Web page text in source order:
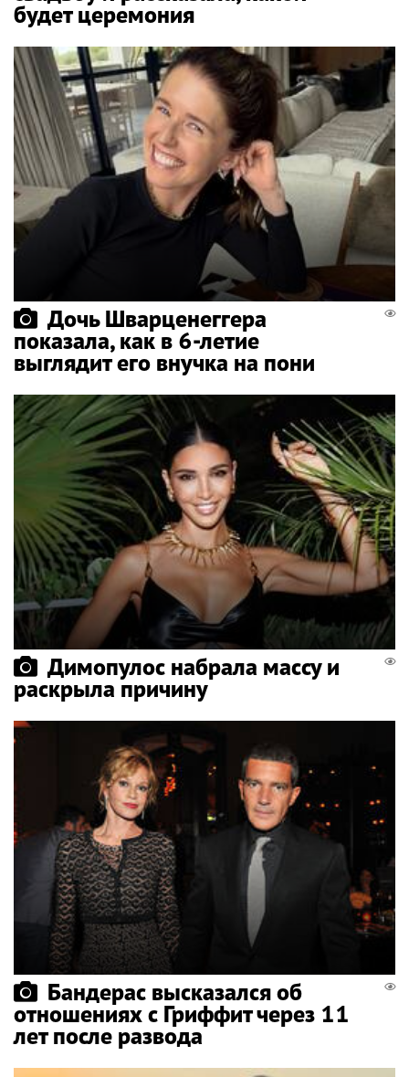
будет церемония
Дочь Шварценеггера
показала, как в 6-летие
выглядит его внучка на пони
Димопулос набрала массу и
раскрыла причину
Бандерас высказался об
отношениях с Гриффит через 11
лет после развода